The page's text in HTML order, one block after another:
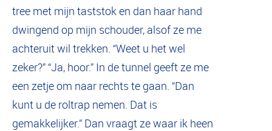
tree met mijn taststok en dan haar hand
dwingend op mijn schouder, alsof ze me
achteruit wil trekken. “Weet u het wel
zeker?” “Ja, hoor.” In de tunnel geeft ze me
een zetje om naar rechts te gaan. “Dan
kunt u de roltrap nemen. Dat is
gemakkelijker.” Dan vraagt ze waar ik heen